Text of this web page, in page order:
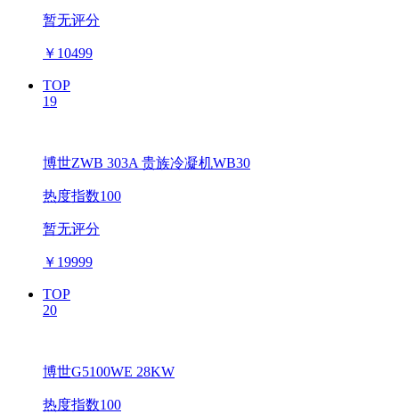
暂无评分
￥ 10499
TOP
19
博世ZWB 303A 贵族冷凝机WB30
热度指数100
暂无评分
￥ 19999
TOP
20
博世G5100WE 28KW
热度指数100